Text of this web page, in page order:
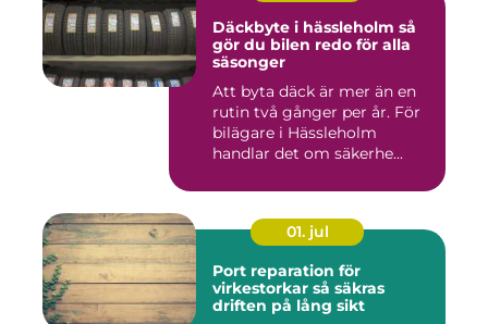
Däckbyte i hässleholm så
gör du bilen redo för alla
säsonger
Att byta däck är mer än en
rutin två gånger per år. För
bilägare i Hässleholm
handlar det om säkerhe...
01. jul
Port reparation för
virkestorkar så säkras
driften på lång sikt